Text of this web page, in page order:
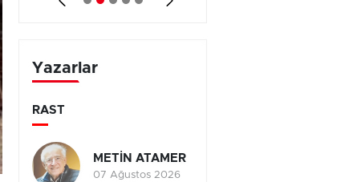
Yazarlar
RAST
METİN ATAMER
07 Ağustos 2026